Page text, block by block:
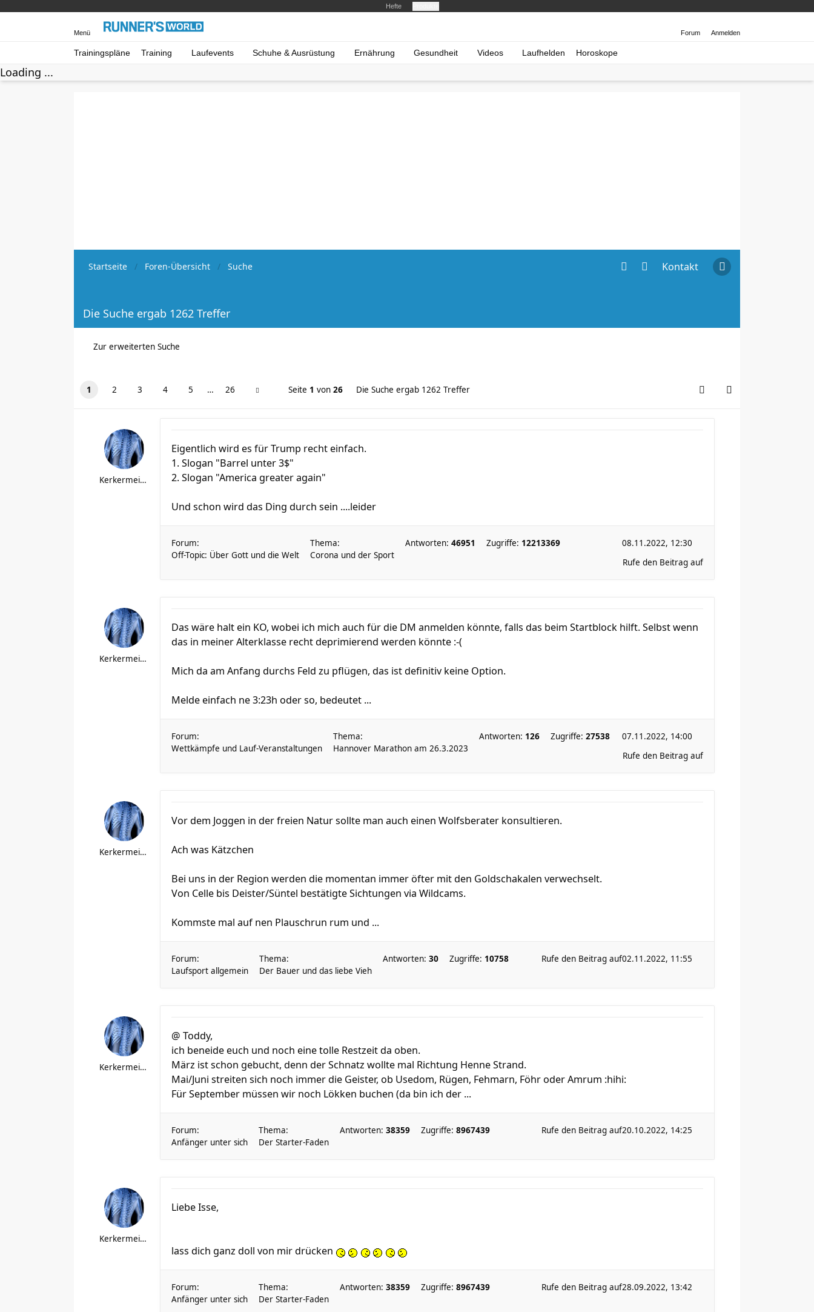
Hefte
Forum Anmelden
Menü
Trainingspläne Training Laufevents Schuhe & Ausrüstung Ernährung Gesundheit Videos Laufhelden Horoskope
Loading ...
Kontakt
Startseite Foren-Übersicht Suche
Die Suche ergab 1262 Treffer
Zur erweiterten Suche
1 2 3 4 5 … 26 Seite 1 von 26 Die Suche ergab 1262 Treffer
Kerkermeister
Eigentlich wird es für Trump recht einfach.
1. Slogan "Barrel unter 3$"
2. Slogan "America greater again"
Und schon wird das Ding durch sein ....leider
Forum:
Off-Topic: Über Gott und die Welt
Thema:
Corona und der Sport
Antworten: 46951 Zugriffe: 12213369
08.11.2022, 12:30
Rufe den Beitrag auf
Kerkermeister
Das wäre halt ein KO, wobei ich mich auch für die DM anmelden könnte, falls das beim Startblock hilft. Selbst wenn
das in meiner Alterklasse recht deprimierend werden könnte :-(
Mich da am Anfang durchs Feld zu pflügen, das ist definitiv keine Option.
Melde einfach ne 3:23h oder so, bedeutet ...
Forum:
Wettkämpfe und Lauf-Veranstaltungen
Thema:
Hannover Marathon am 26.3.2023
Antworten: 126 Zugriffe: 27538
07.11.2022, 14:00
Rufe den Beitrag auf
Kerkermeister
Vor dem Joggen in der freien Natur sollte man auch einen Wolfsberater konsultieren.
Ach was Kätzchen
Bei uns in der Region werden die momentan immer öfter mit den Goldschakalen verwechselt.
Von Celle bis Deister/Süntel bestätigte Sichtungen via Wildcams.
Kommste mal auf nen Plauschrun rum und ...
Forum:
Laufsport allgemein
Thema:
Der Bauer und das liebe Vieh
Antworten: 30 Zugriffe: 10758 02.11.2022, 11:55
Rufe den Beitrag auf
Kerkermeister
@ Toddy,
ich beneide euch und noch eine tolle Restzeit da oben.
März ist schon gebucht, denn der Schnatz wollte mal Richtung Henne Strand.
Mai/Juni streiten sich noch immer die Geister, ob Usedom, Rügen, Fehmarn, Föhr oder Amrum :hihi:
Für September müssen wir noch Lökken buchen (da bin ich der ...
Forum:
Anfänger unter sich
Thema:
Der Starter-Faden
Antworten: 38359 Zugriffe: 8967439 20.10.2022, 14:25
Rufe den Beitrag auf
Kerkermeister
Liebe Isse,
lass dich ganz doll von mir drücken
Forum:
Anfänger unter sich
Thema:
Der Starter-Faden
Antworten: 38359 Zugriffe: 8967439 28.09.2022, 13:42
Rufe den Beitrag auf